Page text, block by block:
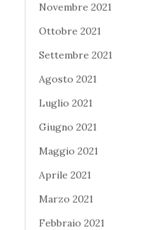
Novembre 2021
Ottobre 2021
Settembre 2021
Agosto 2021
Luglio 2021
Giugno 2021
Maggio 2021
Aprile 2021
Marzo 2021
Febbraio 2021